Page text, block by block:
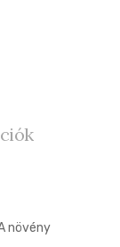
növény